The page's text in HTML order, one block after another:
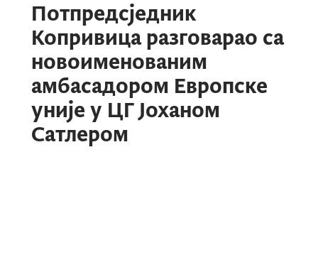
Потпредсједник
Копривица разговарао са
новоименованим
амбасадором Европске
уније у ЦГ Јоханом
Сатлером